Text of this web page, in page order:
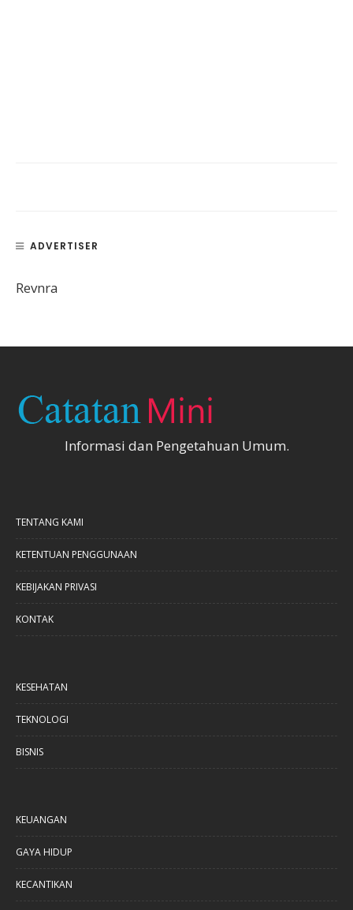
ADVERTISER
Revnra
Informasi dan Pengetahuan Umum.
TENTANG KAMI
KETENTUAN PENGGUNAAN
KEBIJAKAN PRIVASI
KONTAK
KESEHATAN
TEKNOLOGI
BISNIS
KEUANGAN
GAYA HIDUP
KECANTIKAN